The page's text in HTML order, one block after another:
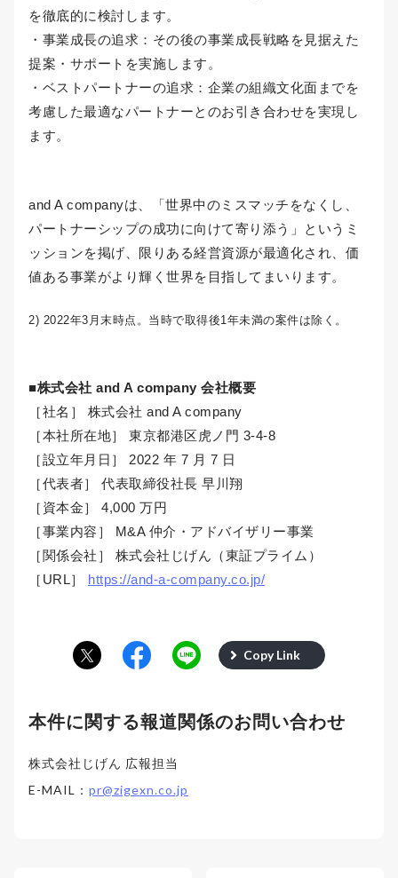
を徹底的に検討します。
・事業成長の追求：その後の事業成長戦略を見据えた
提案・サポートを実施します。
・ベストパートナーの追求：企業の組織文化面までを
考慮した最適なパートナーとのお引き合わせを実現し
ます。
and A companyは、「世界中のミスマッチをなくし、
パートナーシップの成功に向けて寄り添う」というミ
ッションを掲げ、限りある経営資源が最適化され、価
値ある事業がより輝く世界を目指してまいります。
2) 2022年3月末時点。当時で取得後1年未満の案件は除く。
■株式会社 and A company 会社概要
［社名］ 株式会社 and A company
［本社所在地］ 東京都港区虎ノ門 3-4-8
［設立年月日］ 2022 年 7 月 7 日
［代表者］ 代表取締役社長 早川翔
［資本金］ 4,000 万円
［事業内容］ M&A 仲介・アドバイザリー事業
［関係会社］ 株式会社じげん（東証プライム）
［URL］ https://and-a-company.co.jp/
Copy Link
本件に関する報道関係のお問い合わせ
株式会社じげん 広報担当
E-MAIL： pr@zigexn.co.jp